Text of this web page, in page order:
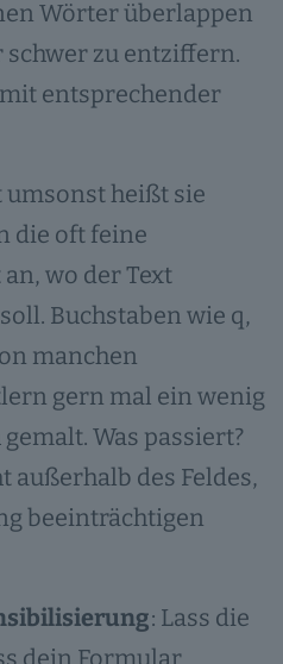
Wörter überlappen
zu entziffern.
entsprechender
umsonst heißt sie
die oft feine
wo der Text
Buchstaben wie q,
manchen
gern mal ein wenig
Was passiert?
außerhalb des Feldes,
beeinträchtigen
: Lass die